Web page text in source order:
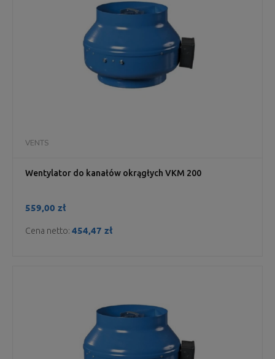
Wentylator do kanałów okrągłych VKM 200
VENTS
559,00 zł
Cena netto: 454,47 zł